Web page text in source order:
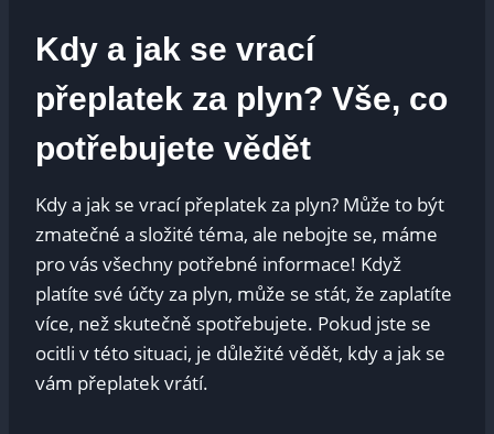
Kdy a jak⁤ se vrací
přeplatek za‌ plyn? ⁢Vše, co
potřebujete ​vědět
Kdy a​ jak se vrací ‌přeplatek za plyn? ⁤Může⁣ to být
zmatečné a složité téma, ale nebojte se, máme
pro ‍vás ⁤všechny potřebné‌ informace! Když
platíte své účty za plyn, může se stát,⁤ že⁢ zaplatíte
více, ​než⁤ skutečně⁣ spotřebujete. Pokud jste se
ocitli v této situaci,‌ je důležité vědět,⁣ kdy a jak ⁢se
‌vám přeplatek vrátí.